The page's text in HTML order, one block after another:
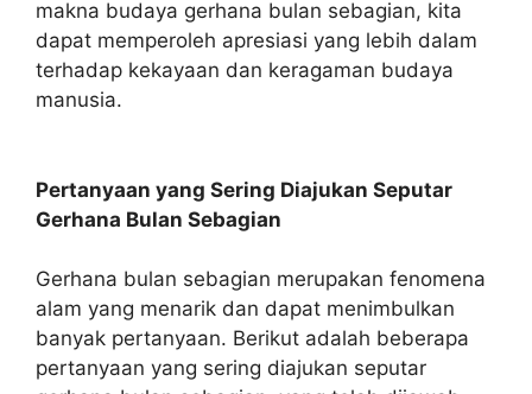
makna budaya gerhana bulan sebagian, kita
dapat memperoleh apresiasi yang lebih dalam
terhadap kekayaan dan keragaman budaya
manusia.
Pertanyaan yang Sering Diajukan Seputar
Gerhana Bulan Sebagian
Gerhana bulan sebagian merupakan fenomena
alam yang menarik dan dapat menimbulkan
banyak pertanyaan. Berikut adalah beberapa
pertanyaan yang sering diajukan seputar